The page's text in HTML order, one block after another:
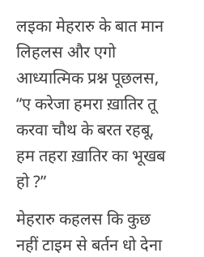
लइका मेहरारु के बात मान
लिहलस और एगो
आध्यात्मिक प्रश्न पूछलस,
“ए करेजा हमरा ख़ातिर तू
करवा चौथ के बरत रहबू,
हम तहरा ख़ातिर का भूखब
हो ?”
मेहरारु कहलस कि कुछ
नहीं टाइम से बर्तन धो देना